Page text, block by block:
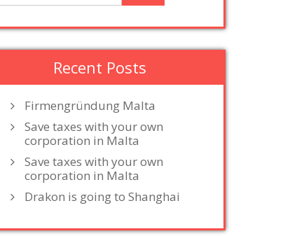
Recent Posts
Firmengründung Malta
Save taxes with your own
corporation in Malta
Save taxes with your own
corporation in Malta
Drakon is going to Shanghai